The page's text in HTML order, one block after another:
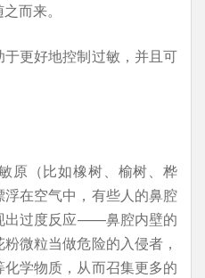
而来。
更好地控制过敏，并且可
原（比如橡树、榆树、桦
在空气中，有些人的鼻腔
出过度反应——鼻腔内壁的
微粒当做危险的入侵者，
学物质，从而召集更多的